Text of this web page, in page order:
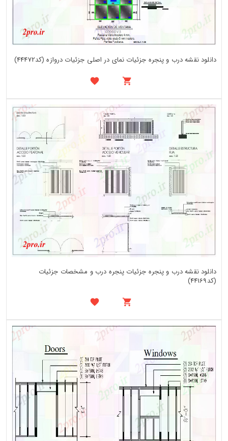
دانلود نقشه درب و پنجره جزئیات نمای در اصلی جزئیات دروازه (کد44472)
دانلود نقشه درب و پنجره جزئیات پنجره درب و مشخصات جزئیات
(کد44169)